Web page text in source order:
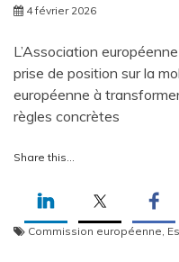
4 février 2026
L’Association
prise de position sur la
européenne à
règles concrètes
Share this...
Commission européenne,